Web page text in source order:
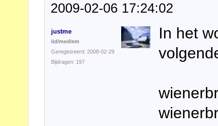
2009-02-06 17:24:02
justme
lid/medlem
Geregistreerd: 2008-02-29
Bijdragen: 197
In het